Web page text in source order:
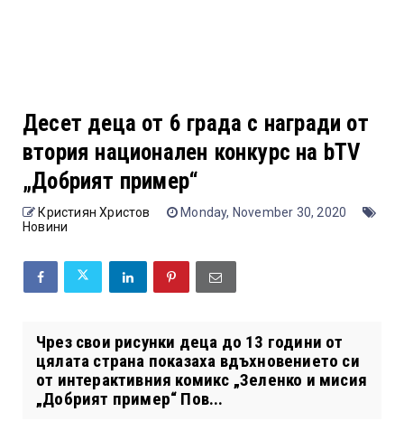
Десет деца от 6 града с награди от
втория национален конкурс на bTV
„Добрият пример“
Кристиян Христов
Monday, November 30, 2020
Новини
Чрез свои рисунки деца до 13 години от
цялата страна показаха вдъхновението си
от интерактивния комикс „Зеленко и мисия
„Добрият пример“ Пов...